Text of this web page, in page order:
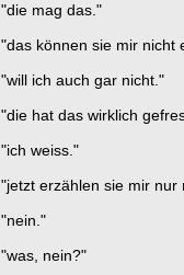
"die mag das."
"das können sie mir nicht
"will ich auch gar nicht."
"die hat das wirklich
"ich weiss."
"jetzt erzählen sie mir
"nein."
"was, nein?"